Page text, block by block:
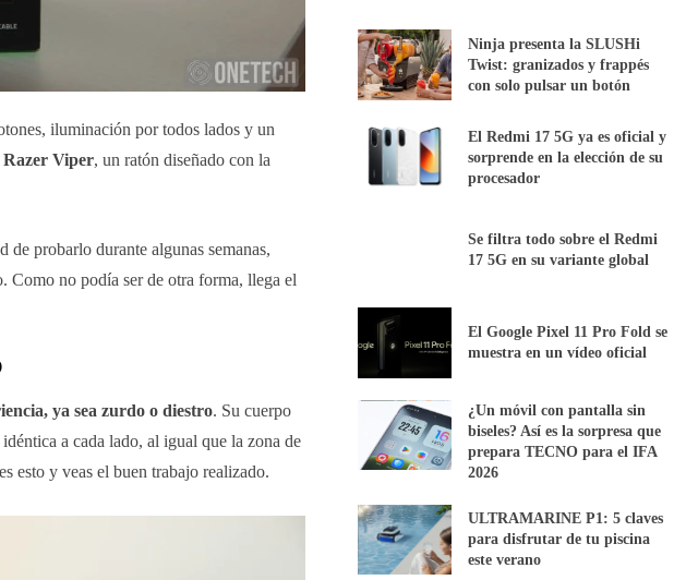
iluminación por todos lados y un
Razer Viper, un ratón diseñado con la
de probarlo durante algunas semanas,
Como no podía ser de otra forma, llega el
ya sea zurdo o diestro. Su cuerpo
a cada lado, al igual que la zona de
esto y veas el buen trabajo realizado.
Ninja presenta la SLUSHi
Twist: granizados y frappés
con solo pulsar un botón
El Redmi 17 5G ya es oficial y
sorprende en la elección de su
procesador
Se filtra todo sobre el Redmi
17 5G en su variante global
El Google Pixel 11 Pro Fold se
muestra en un vídeo oficial
¿Un móvil con pantalla sin
biseles? Así es la sorpresa que
prepara TECNO para el IFA
2026
ULTRAMARINE P1: 5 claves
para disfrutar de tu piscina
este verano